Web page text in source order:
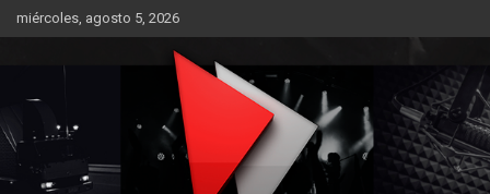
Saltar
al
miércoles, agosto 5, 2026